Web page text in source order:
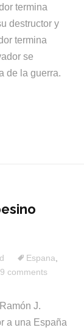
termina
destructor y
termina
se
de la guerra.
Espana
comments
J.
a una España